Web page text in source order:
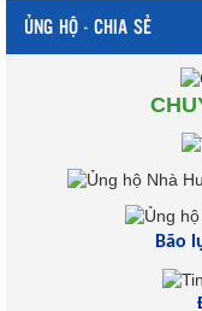
ỦNG HỘ - CHIA SẺ
Bão